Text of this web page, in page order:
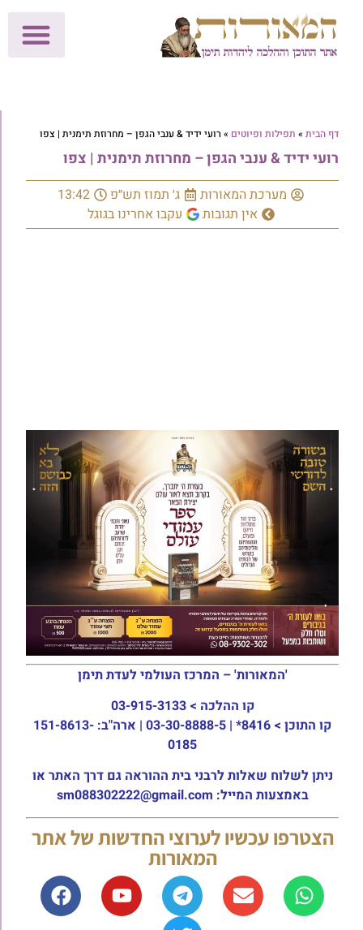
דף הבית » תפילות ופיוטים » ‫רועי ידיד & ענבי הגפן – מחרוזת תימנית | צפו
‫רועי ידיד & ענבי הגפן – מחרוזת תימנית | צפו
מערכת המאורות ג׳ תמוז תש״פ
13:42
אין תגובות
עקבו אחרינו בגוגל
'המאורות' – המרכז העולמי לעדת תימן
קו ההלכה > 03-915-3133
קו התוכן >
8416* | 03-30-8888-5 | ארה"ב: 151-8613-
0185
ניתן לשלוח שאלות לרבני בית ההוראה גם דרך האתר או
באמצעות המייל: sm088302222@gmail.com
הצטרפו עכשיו לערוצי החדשות של אתר
המאורות